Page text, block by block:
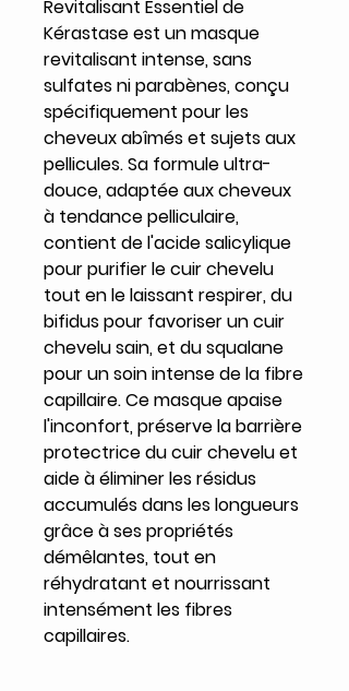
Revitalisant Essentiel de
Kérastase est un masque
revitalisant intense, sans
sulfates ni parabènes, conçu
spécifiquement pour les
cheveux abîmés et sujets aux
pellicules. Sa formule ultra-
douce, adaptée aux cheveux
à tendance pelliculaire,
contient de l'acide salicylique
pour purifier le cuir chevelu
tout en le laissant respirer, du
bifidus pour favoriser un cuir
chevelu sain, et du squalane
pour un soin intense de la fibre
capillaire. Ce masque apaise
l'inconfort, préserve la barrière
protectrice du cuir chevelu et
aide à éliminer les résidus
accumulés dans les longueurs
grâce à ses propriétés
démêlantes, tout en
réhydratant et nourrissant
intensément les fibres
capillaires.